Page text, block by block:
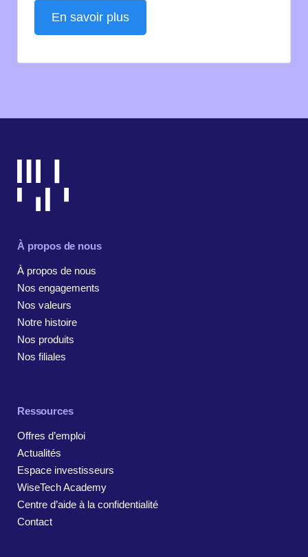
En savoir plus
À propos de nous
À propos de nous
Nos engagements
Nos valeurs
Notre histoire
Nos produits
Nos filiales
Ressources
Offres d’emploi
Actualités
Espace investisseurs
WiseTech Academy
Centre d’aide à la confidentialité
Contact